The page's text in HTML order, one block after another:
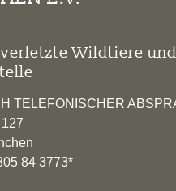
Wildtiere und
TELEFONISCHER
84 3773*